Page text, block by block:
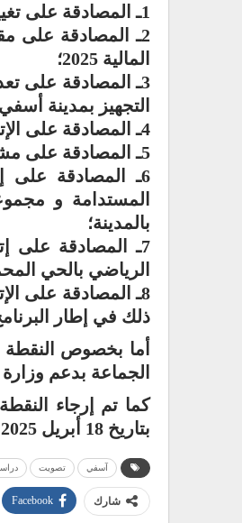
1ـ المصادقة على تغيير برمجة بميزانية التجهيز؛
2ـ المصادقة على
المالية 2025؛
3ـ المصادقة على
التجهيز بمدينة
4ـ المصادقة على الإتفاقية المتعلقة بالتدبير المفوض لقطاع النظافة؛
5ـ المصادقة على مشروع الميزانية برسم السنة المالية 2026؛
6ـ المصادقة على
المستدامة و
بالمدينة؛
7ـ المصادقة على
الرياضي بالحي
8ـ المصادقة على
ذلك في إطار
الجماعة بدعم وزارة
بتاريخ 18 أبريل 2025 الى دورة لاحقة.
آسفي تصويت
شارك Facebook